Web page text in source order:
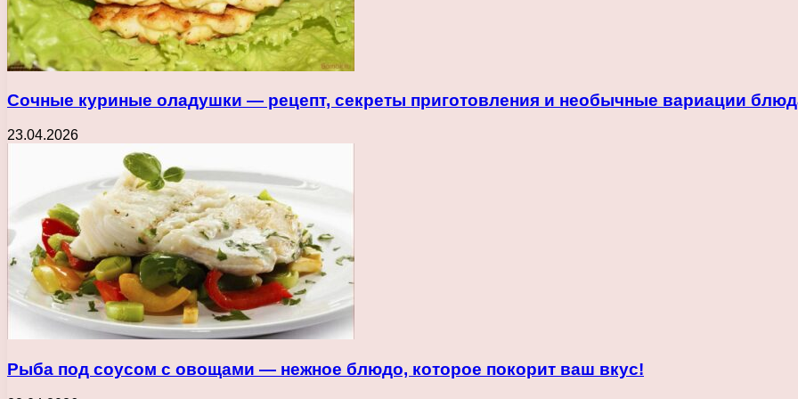
Сочные куриные оладушки — рецепт, секреты приготовления и необычные вариации
23.04.2026
Рыба под соусом с овощами — нежное блюдо, которое покорит ваш вкус!